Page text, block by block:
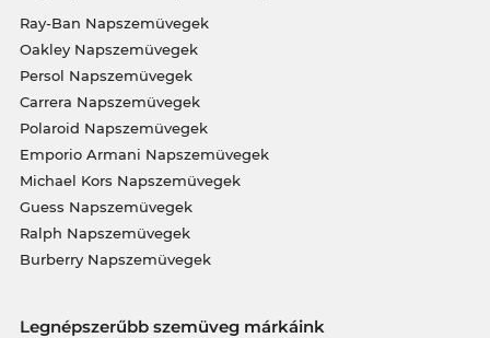
Ray-Ban Napszemüvegek
Oakley Napszemüvegek
Persol Napszemüvegek
Carrera Napszemüvegek
Polaroid Napszemüvegek
Emporio Armani Napszemüvegek
Michael Kors Napszemüvegek
Guess Napszemüvegek
Ralph Napszemüvegek
Burberry Napszemüvegek
Legnépszerűbb szemüveg márkáink